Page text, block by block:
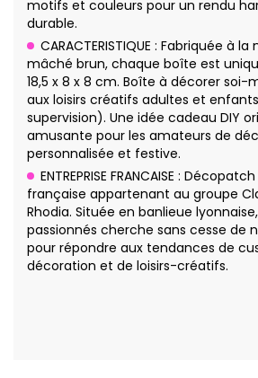
motifs et couleurs pour un rendu
durable.
CARACTERISTIQUE : Fabriquée à
mâché brun, chaque boîte est
18,5 x 8 x 8 cm. Boîte à décorer soi-
aux loisirs créatifs adultes et
supervision). Une idée cadeau DIY
amusante pour les amateurs de
personnalisée et festive.
ENTREPRISE FRANCAISE :
française appartenant au groupe
Rhodia. Située en banlieue
passionnés cherche sans cesse de
pour répondre aux tendances de
décoration et de loisirs-créatifs.